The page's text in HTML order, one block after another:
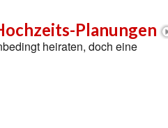
Planungen
heiraten, doch eine